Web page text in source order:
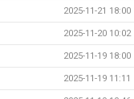
2025-11-21 18:00
2025-11-20 10:02
2025-11-19 18:00
2025-11-19 11:11